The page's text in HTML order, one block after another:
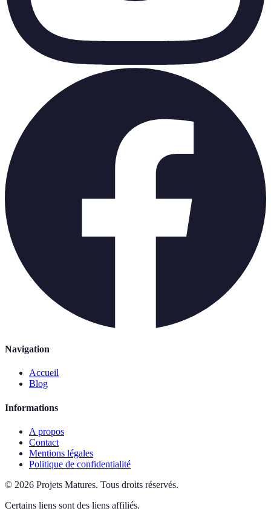
Navigation
Accueil
Blog
Informations
A propos
Contact
Mentions légales
Politique de confidentialité
© 2026 Projets Matures. Tous droits réservés.
Certains liens sont des liens affiliés.